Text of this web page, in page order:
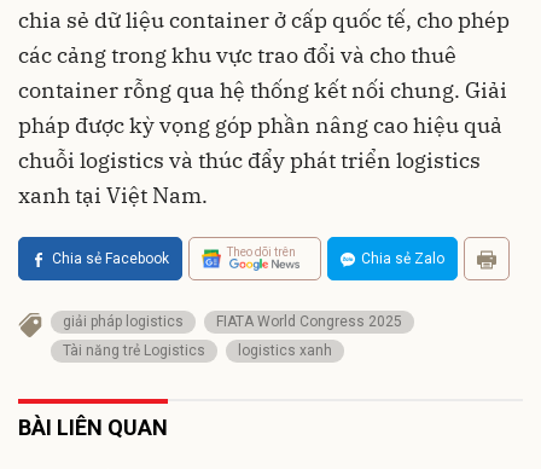
chia sẻ dữ liệu container ở cấp quốc tế, cho phép
các cảng trong khu vực trao đổi và cho thuê
container rỗng qua hệ thống kết nối chung. Giải
pháp được kỳ vọng góp phần nâng cao hiệu quả
chuỗi logistics và thúc đẩy phát triển logistics
xanh tại Việt Nam.
Chia sẻ Facebook Theo dõi trên Chia sẻ Zalo
giải pháp logistics
FIATA World Congress 2025
Tài năng trẻ Logistics
logistics xanh
BÀI LIÊN QUAN